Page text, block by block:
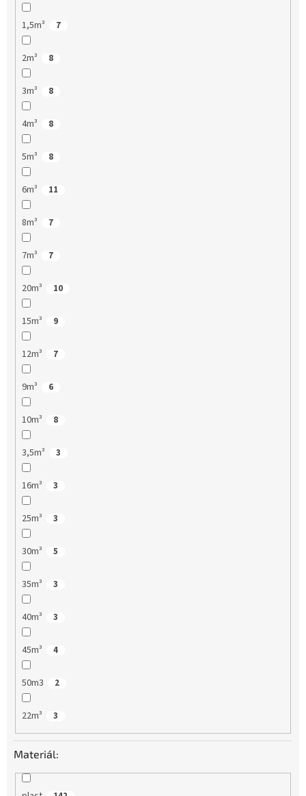
1,5m³ 7
2m³ 8
3m³ 8
4m³ 8
5m³ 8
6m³ 11
8m³ 7
7m³ 7
20m³ 10
15m³ 9
12m³ 7
9m³ 6
10m³ 8
3,5m³ 3
16m³ 3
25m³ 3
30m³ 5
35m³ 3
40m³ 3
45m³ 4
50m3 2
22m³ 3
Materiál: